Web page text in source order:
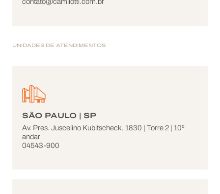
contato@camilotti.com.br
UNIDADES DE ATENDIMENTOS
SÃO PAULO | SP
Av. Pres. Juscelino Kubitscheck, 1830 | Torre 2 | 10º
andar
04543-900